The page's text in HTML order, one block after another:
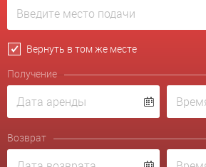
Вернуть в том же месте
Получение
Возврат